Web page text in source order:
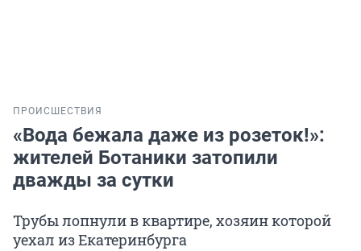
ПРОИСШЕСТВИЯ
«Вода бежала даже из розеток!»:
жителей Ботаники затопили
дважды за сутки
Трубы лопнули в квартире, хозяин которой
уехал из Екатеринбурга